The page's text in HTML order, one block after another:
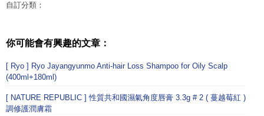
自訂分類：
你可能會有興趣的文章：
[ Ryo ] Ryo Jayangyunmo Anti-hair Loss Shampoo for Oily Scalp
(400ml+180ml)
[ NATURE REPUBLIC ] 性質共和國濕氣角度唇膏 3.3g # 2 ( 蔓越莓紅 )
調修護潤膚霜